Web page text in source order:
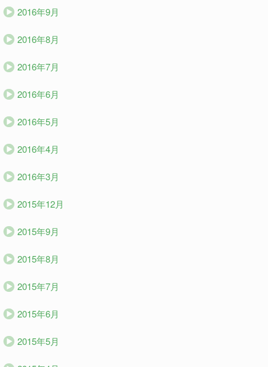
2016年9月
2016年8月
2016年7月
2016年6月
2016年5月
2016年4月
2016年3月
2015年12月
2015年9月
2015年8月
2015年7月
2015年6月
2015年5月